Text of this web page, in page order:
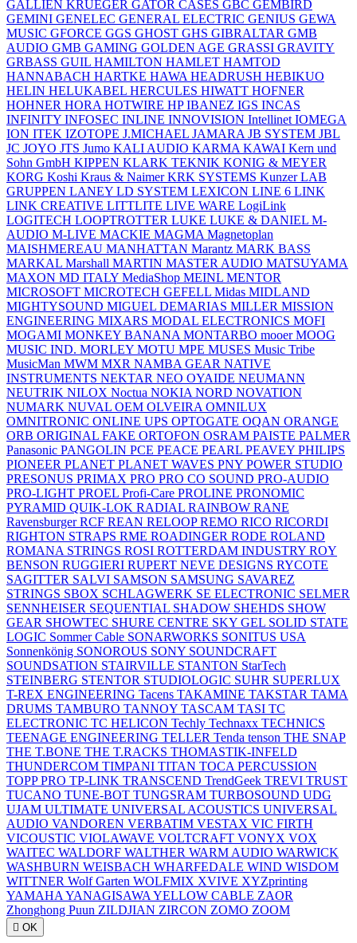
GALLIEN KRUEGER GATOR CASES GBC GEMBIRD
GEMINI GENELEC GENERAL ELECTRIC GENIUS GEWA
MUSIC GFORCE GGS GHOST GHS GIBRALTAR GMB
AUDIO GMB GAMING GOLDEN AGE GRASSI GRAVITY
GRBASS GUIL HAMILTON HAMLET HAMTOD
HANNABACH HARTKE HAWA HEADRUSH HEBIKUO
HELIN HELUKABEL HERCULES HIWATT HOFNER
HOHNER HORA HOTWIRE HPIBANEZ IGS INCAS
INFINITY INFOSEC INLINE INNOVISION Intellinet IOMEGA
ION ITEK IZOTOPE J.MICHAEL JAMARA JB SYSTEM JBL
JC JOYO JTS Jumo KALI AUDIO KARMA KAWAI Kern und
Sohn GmbH KIPPEN KLARK TEKNIK KONIG & MEYER
KORG Koshi Kraus & NaimerKRK SYSTEMS KunzerLAB
GRUPPEN LANEY LD SYSTEM LEXICON LINE 6 LINK
LINK CREATIVE LITTLITE LIVE WARE LogiLink
LOGITECH LOOPTROTTER LUKE LUKE & DANIEL M-
AUDIO M-LIVE MACKIE MAGMA Magnetoplan
MAISHMEREAU MANHATTAN Marantz MARK BASS
MARKAL Marshall MARTIN MASTER AUDIO MATSUYAMA
MAXON MD ITALY MediaShop MEINL MENTOR
MICROSOFT MICROTECH GEFELL Midas MIDLAND
MIGHTYSOUND MIGUEL DEMARIAS MILLER MISSION
ENGINEERING MIXARS MODAL ELECTRONICS MOFI
MOGAMI MONKEY BANANA MONTARBO mooerMOOG
MUSIC IND. MORLEY MOTU MPE MUSES Music Tribe
MusicMan MWM MXR NAMBA GEAR NATIVE
INSTRUMENTS NEKTAR NEO OYAIDE NEUMANN
NEUTRIK NILOX Noctua NOKIA NORD NOVATION
NUMARK NUVAL OEM OLVEIRA OMNILUX
OMNITRONIC ONLINE UPS OPTOGATE OQAN ORANGE
ORB ORIGINAL FAKE ORTOFON OSRAM PAISTE PALMER
Panasonic PANGOLIN PCE PEACE PEARL PEAVEY PHILIPS
PIONEER PLANET PLANET WAVES PNY POWER STUDIO
PRESONUS PRIMAX PRO PRO CO SOUND PRO-AUDIO
PRO-LIGHT PROEL Profi-Care PROLINE PRONOMIC
PYRAMID QUIK-LOK RADIAL RAINBOW RANE
RavensburgerRCF REAN RELOOPREMO RICO RICORDI
RIGHTON STRAPS RME ROADINGER RODE ROLAND
ROMANA STRINGS ROSI ROTTERDAM INDUSTRY ROY
BENSON RUGGIERI RUPERT NEVE DESIGNS RYCOTE
SAGITTER SALVI SAMSON SAMSUNG SAVAREZ
STRINGS SBOX SCHLAGWERK SE ELECTRONIC SELMER
SENNHEISER SEQUENTIAL SHADOW SHEHDS SHOW
GEAR SHOWTEC SHURE CENTRE SKY GEL SOLID STATE
LOGIC Sommer Cable SONARWORKS SONITUS USA
Sonnenkönig SONOROUS SONY SOUNDCRAFT
SOUNDSATION STAIRVILLE STANTON StarTech
STEINBERG STENTOR STUDIOLOGIC SUHR SUPERLUX
T-REX ENGINEERING Tacens TAKAMINE TAKSTAR TAMA
DRUMS TAMBURO TANNOY TASCAM TASI TC
ELECTRONIC TC HELICON Techly Technaxx TECHNICS
TEENAGE ENGINEERING TELLER Tenda tenson THE SNAP
THE T.BONE THE T.RACKS THOMASTIK-INFELD
THUNDERCOM TIMPANI TITAN TOCA PERCUSSION
TOPP PRO TP-LINK TRANSCEND TrendGeek TREVI TRUST
TUCANO TUNE-BOT TUNGSRAM TURBOSOUND UDG
UJAM ULTIMATE UNIVERSAL ACOUSTICS UNIVERSAL
AUDIO VANDOREN VERBATIM VESTAX VIC FIRTH
VICOUSTIC VIOLAWAVE VOLTCRAFT VONYX VOX
WAITEC WALDORF WALTHER WARM AUDIO WARWICK
WASHBURN WEISBACH WHARFEDALE WIND WISDOM
WITTNER Wolf Garten WOLFMIX XVIVE XYZprinting
YAMAHA YANAGISAWA YELLOW CABLE ZAOR
Zhonghong Puun ZILDJIAN ZIRCON ZOMO ZOOM
 OK